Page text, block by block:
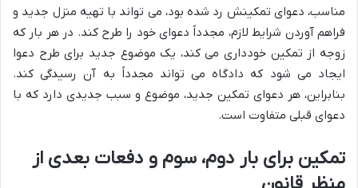
مناسب، دعوای تمکینش رد شده بود، می تواند با تهیه منزل جدید و
فراهم آوردن شرایط لازم، مجدداً دعوای خود را طرح کند. در هر بار که
زوجه از تمکین خودداری می کند، یک موضوع جدید برای طرح دعوا
ایجاد می شود که دادگاه می تواند مجدداً به آن رسیدگی کند.
بنابراین، هر دعوای تمکین جدید، موضوع و سبب جدیدی دارد که با
دعوای قبلی متفاوت است.
تمکین برای بار دوم، سوم و دفعات بعدی از